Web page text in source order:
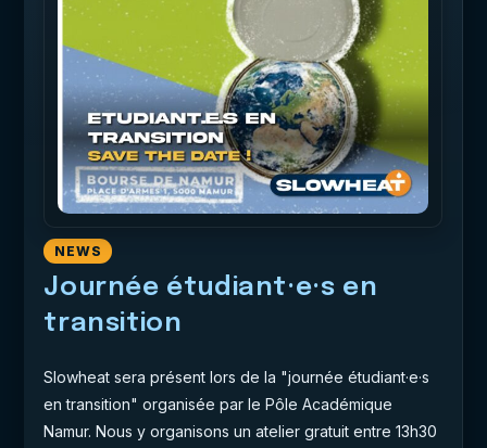
NEWS
Journée étudiant·e·s en
transition
Slowheat sera présent lors de la "journée étudiant·e·s
en transition" organisée par le Pôle Académique
Namur. Nous y organisons un atelier gratuit entre 13h30